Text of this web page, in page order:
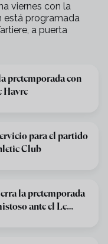
viernes con la
está programada
, a puerta
pretemporada con
Havre
para el partido
Club
la pretemporada
ante el Le